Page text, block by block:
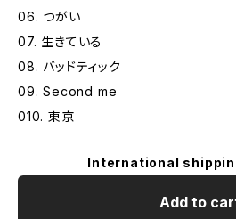
06. つがい
07. 生きている
08. バッドティック
09. Second me
010. 東京
International
Add to